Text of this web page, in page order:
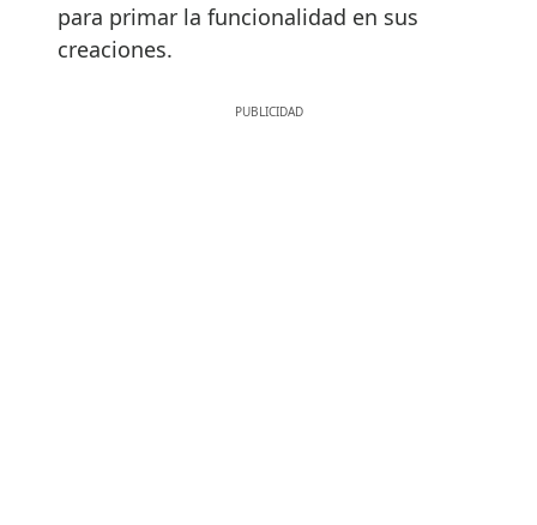
para primar la funcionalidad en sus
creaciones.